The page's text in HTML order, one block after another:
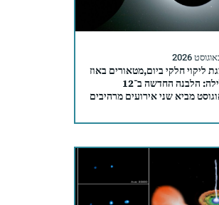
ליקוי חלקי ביום,מטאורים באוז
בלילה: הלבנה החדשה ב־12
מביא שני אירועים מרהיבים